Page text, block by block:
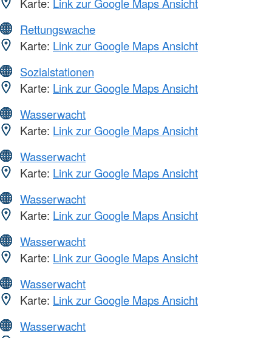
Rettungswache
Karte: Link zur Google Maps Ansicht
Sozialstationen
Karte: Link zur Google Maps Ansicht
Wasserwacht
Karte: Link zur Google Maps Ansicht
Wasserwacht
Karte: Link zur Google Maps Ansicht
Wasserwacht
Karte: Link zur Google Maps Ansicht
Wasserwacht
Karte: Link zur Google Maps Ansicht
Wasserwacht
Karte: Link zur Google Maps Ansicht
Wasserwacht